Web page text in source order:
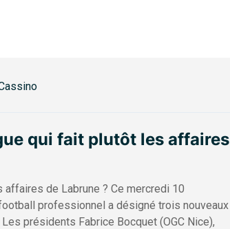
qui fait plutôt les affaires
de Labrune ? Ce mercredi 10
professionnel a désigné trois nouveaux
présidents Fabrice Bocquet (OGC Nice),